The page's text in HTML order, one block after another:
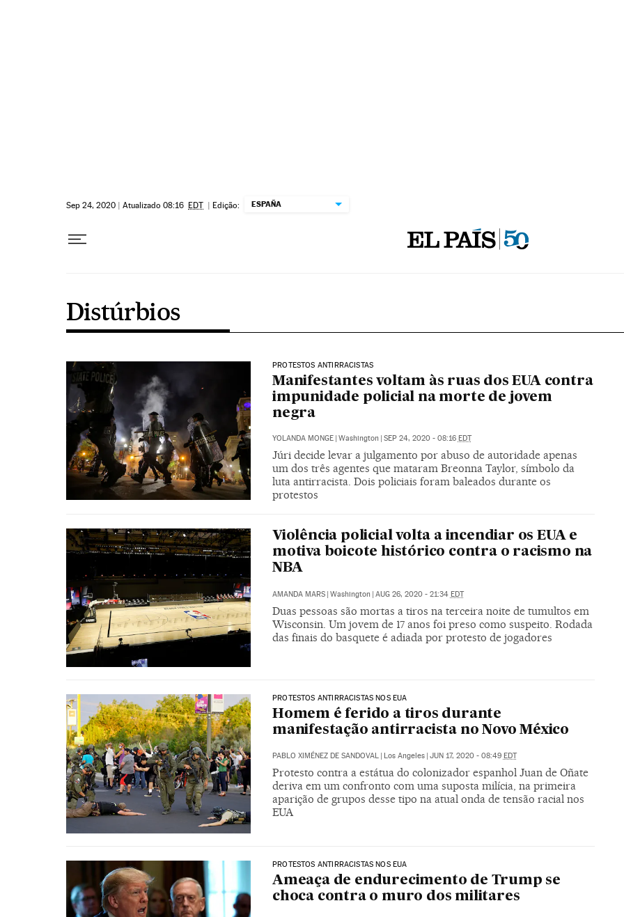
Sep 24, 2020 | Atualizado 08:16 EDT | Edição: ESPAÑA
Distúrbios
PROTESTOS ANTIRRACISTAS
Manifestantes voltam às ruas dos EUA contra
impunidade policial na morte de jovem
negra
YOLANDA MONGE | Washington | SEP 24, 2020 - 08:16 EDT
Júri decide levar a julgamento por abuso de autoridade apenas
um dos três agentes que mataram Breonna Taylor, símbolo da
luta antirracista. Dois policiais foram baleados durante os
protestos
Violência policial volta a incendiar os EUA e
motiva boicote histórico contra o racismo na
NBA
AMANDA MARS | Washington | AUG 26, 2020 - 21:34 EDT
Duas pessoas são mortas a tiros na terceira noite de tumultos em
Wisconsin. Um jovem de 17 anos foi preso como suspeito. Rodada
das finais do basquete é adiada por protesto de jogadores
PROTESTOS ANTIRRACISTAS NOS EUA
Homem é ferido a tiros durante
manifestação antirracista no Novo México
PABLO XIMÉNEZ DE SANDOVAL Los Angeles JUN 17, 2020 - 08:49 EDT
Protesto contra a estátua do colonizador espanhol Juan de Oñate
deriva em um confronto com uma suposta milícia, na primeira
aparição de grupos desse tipo na atual onda de tensão racial nos
EUA
PROTESTOS ANTIRRACISTAS NOS EUA
Ameaça de endurecimento de Trump se
choca contra o muro dos militares